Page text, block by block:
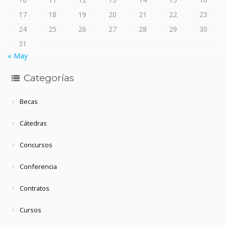
17
18 19 20 21 22
23
24
25 26 27 28 29
30
31
« May
Categorías
Becas
Cátedras
Concursos
Conferencia
Contratos
Cursos